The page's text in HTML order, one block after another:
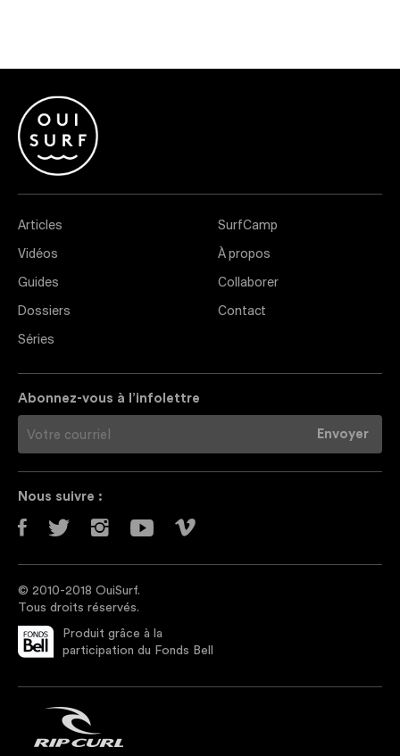
Articles
Vidéos
Guides
Dossiers
Séries
SurfCamp
À propos
Collaborer
Contact
Abonnez-vous à l’infolettre
Nous suivre :
© 2010-2018 OuiSurf.
Tous droits réservés.
Produit grâce à la
participation du Fonds Bell